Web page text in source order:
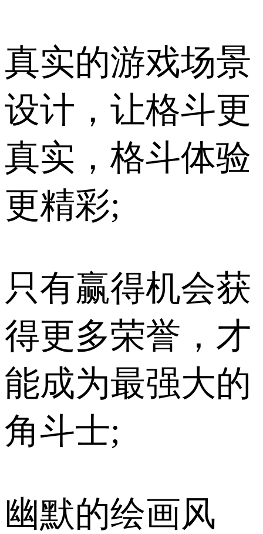
真实的游戏场景
设计，让格斗更
真实，格斗体验
更精彩;
只有赢得机会获
得更多荣誉，才
能成为最强大的
角斗士;
幽默的绘画风